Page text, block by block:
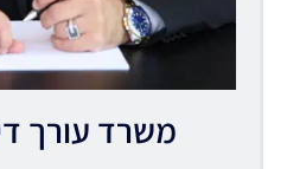
משרד עורך